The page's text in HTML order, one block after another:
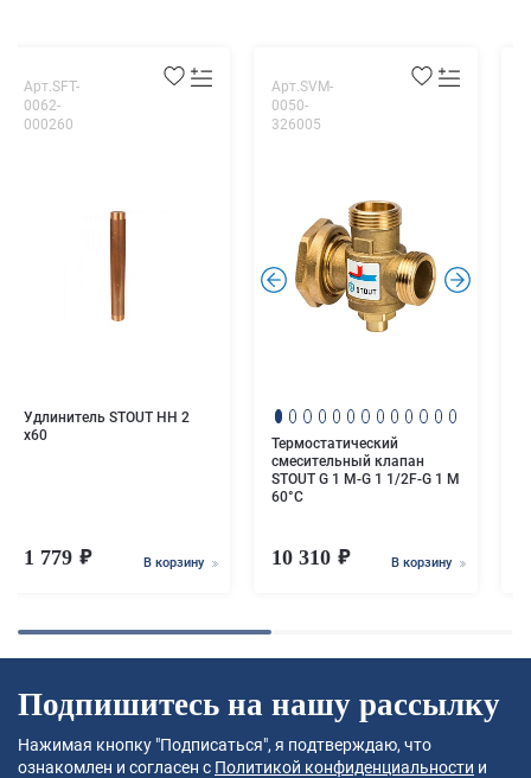
Арт.SFT-
0062-
000260
Удлинитель STOUT НН 2
x60
1 779 В корзину
Арт.SVM-
0050-
326005
. .
Термостатический
смесительный клапан
STOUT G 1 М-G 1 1/2F-G 1 M
60°С
10 310 В корзину
Подпишитесь на нашу рассылку
Нажимая кнопку "Подписаться", я подтверждаю, что
ознакомлен и согласен с Политикой конфиденциальности и